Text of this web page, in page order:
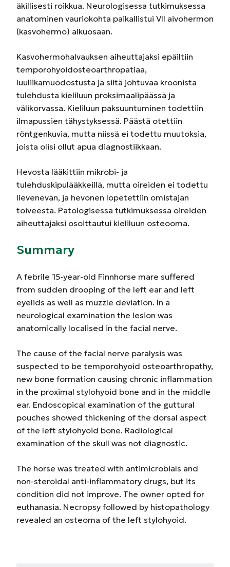
äkillisesti roikkua. Neurologisessa tutkimuksessa
anatominen vauriokohta paikallistui VII aivohermon
(kasvohermo) alkuosaan.
Kasvohermohalvauksen aiheuttajaksi epäiltiin
temporohyoidosteoarthropatiaa,
luuliikamuodostusta ja siitä johtuvaa kroonista
tulehdusta kieliluun proksimaalipäässä ja
välikorvassa. Kieliluun paksuuntuminen todettiin
ilmapussien tähystyksessä. Päästä otettiin
röntgenkuvia, mutta niissä ei todettu muutoksia,
joista olisi ollut apua diagnostiikkaan.
Hevosta lääkittiin mikrobi- ja
tulehduskipulääkkeillä, mutta oireiden ei todettu
lievenevän, ja hevonen lopetettiin omistajan
toiveesta. Patologisessa tutkimuksessa oireiden
aiheuttajaksi osoittautui kieliluun osteooma.
Summary
A febrile 15-year-old Finnhorse mare suffered
from sudden drooping of the left ear and left
eyelids as well as muzzle deviation. In a
neurological examination the lesion was
anatomically localised in the facial nerve.
The cause of the facial nerve paralysis was
suspected to be temporohyoid osteoarthropathy,
new bone formation causing chronic inflammation
in the proximal stylohyoid bone and in the middle
ear. Endoscopical examination of the guttural
pouches showed thickening of the dorsal aspect
of the left stylohyoid bone. Radiological
examination of the skull was not diagnostic.
The horse was treated with antimicrobials and
non-steroidal anti-inflammatory drugs, but its
condition did not improve. The owner opted for
euthanasia. Necropsy followed by histopathology
revealed an osteoma of the left stylohyoid.